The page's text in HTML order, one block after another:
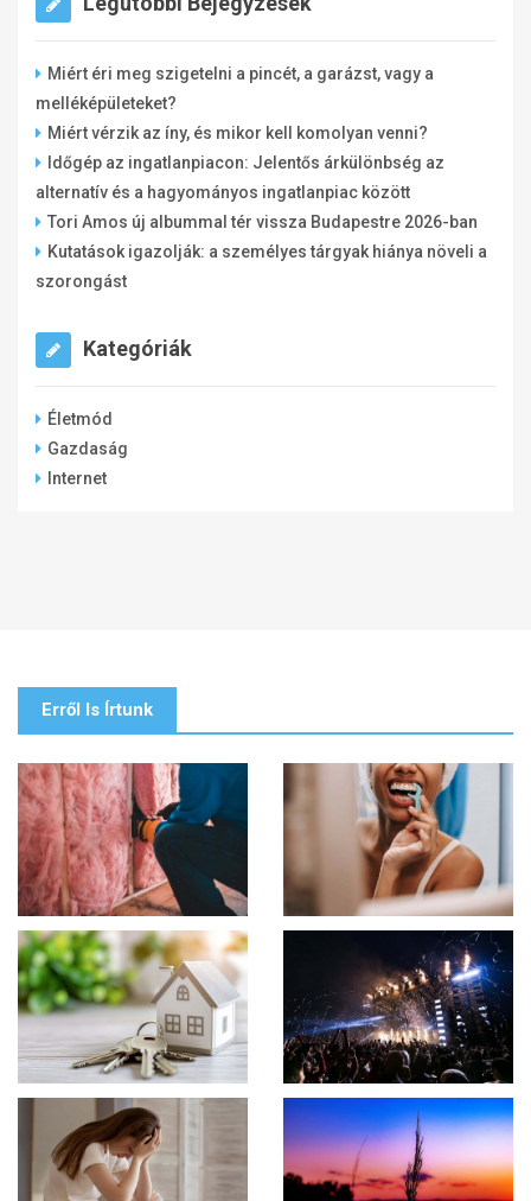
Miért éri meg szigetelni a pincét, a garázst, vagy a
melléképületeket?
Miért vérzik az íny, és mikor kell komolyan venni?
Időgép az ingatlanpiacon: Jelentős árkülönbség az
alternatív és a hagyományos ingatlanpiac között
Tori Amos új albummal tér vissza Budapestre 2026-ban
Kutatások igazolják: a személyes tárgyak hiánya növeli a
szorongást
Kategóriák
Életmód
Gazdaság
Internet
Erről Is Írtunk